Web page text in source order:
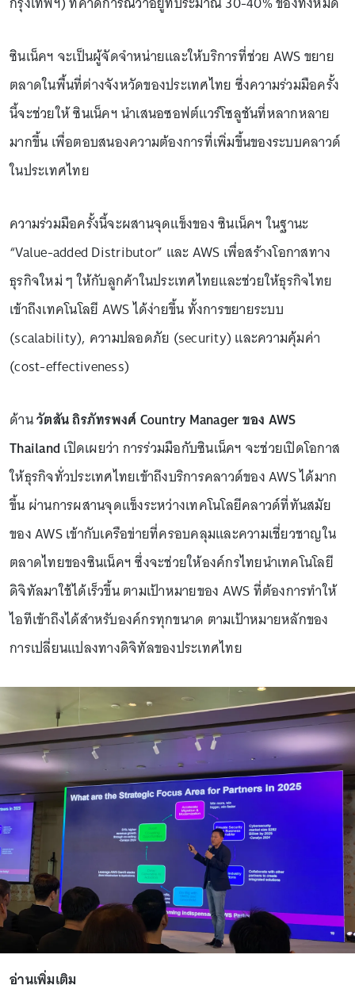
ซินเน็คฯ จะเป็นผู้จัดจำหน่ายและให้บริการที่ช่วย AWS ขยาย
ตลาดในพื้นที่ต่างจังหวัดของประเทศไทย ซึ่งความร่วมมือครั้ง
นี้จะช่วยให้ ซินเน็คฯ นำเสนอซอฟต์แวร์โซลูชันที่หลากหลาย
มากขึ้น เพื่อตอบสนองความต้องการที่เพิ่มขึ้นของระบบคลาวด์
ในประเทศไทย
ความร่วมมือครั้งนี้จะผสานจุดแข็งของ ซินเน็คฯ ในฐานะ
“Value-added Distributor” และ AWS เพื่อสร้างโอกาสทาง
ธุรกิจใหม่ ๆ ให้กับลูกค้าในประเทศไทยและช่วยให้ธุรกิจไทย
เข้าถึงเทคโนโลยี AWS ได้ง่ายขึ้น ทั้งการขยายระบบ
(scalability), ความปลอดภัย (security) และความคุ้มค่า
(cost-effectiveness)
ด้านวัตสัน ถิรภัทรพงศ์ Country Manager ของ AWS
Thailand เปิดเผยว่า การร่วมมือกับซินเน็คฯ จะช่วยเปิดโอกาส
ให้ธุรกิจทั่วประเทศไทยเข้าถึงบริการคลาวด์ของ AWS ได้มาก
ขึ้น ผ่านการผสานจุดแข็งระหว่างเทคโนโลยีคลาวด์ที่ทันสมัย
ของ AWS เข้ากับเครือข่ายที่ครอบคลุมและความเชี่ยวชาญใน
ตลาดไทยของซินเน็คฯ ซึ่งจะช่วยให้องค์กรไทยนำเทคโนโลยี
ดิจิทัลมาใช้ได้เร็วขึ้น ตามเป้าหมายของ AWS ที่ต้องการทำให้
ไอทีเข้าถึงได้สำหรับองค์กรทุกขนาด ตามเป้าหมายหลักของ
การเปลี่ยนแปลงทางดิจิทัลของประเทศไทย
อ่านเพิ่มเติม